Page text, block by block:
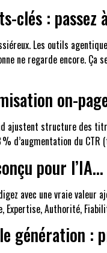
clés : passez
Les outils
ne regarde encore.
on-
ajustent structure des
d’augmentation du
pour
avec une vraie valeur
Expertise, Authorité,
génération :